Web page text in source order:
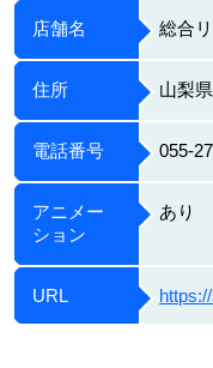
店舗名 総合
住所 山梨
電話番号 055-
アニメー
ション
あり
URL